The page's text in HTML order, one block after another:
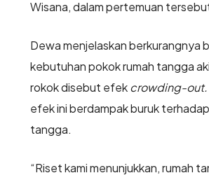
Wisana, dalam pertemuan
Dewa menjelaskan berkurangnya
kebutuhan pokok rumah tangga
rokok disebut efekcrowding-out.
efek ini berdampak buruk
tangga.
“Riset kami menunjukkan, rumah